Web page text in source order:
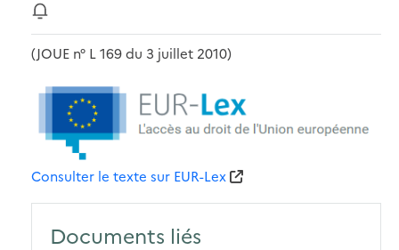
(JOUE n° L 169 du 3 juillet 2010)
Consulter le texte sur EUR-Lex
Documents liés